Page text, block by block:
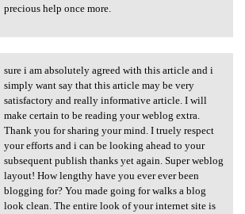
precious help once more.
i am absolutely agreed
sure i am absolutely agreed with this article and i
simply want say that this article may be very
satisfactory and really informative article. I will
make certain to be reading your weblog extra.
Thank you for sharing your mind. I truely respect
your efforts and i can be looking ahead to your
subsequent publish thanks yet again. Super weblog
layout! How lengthy have you ever ever been
blogging for? You made going for walks a blog
look clean. The entire look of your internet site is